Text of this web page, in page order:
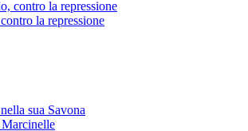
la repressione
sua Savona